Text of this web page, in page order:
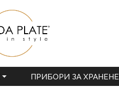
ПРИБОРИ ЗА ХРАНЕНЕ